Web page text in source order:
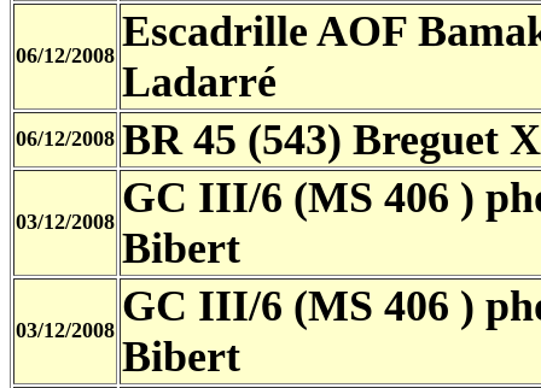
06/12/2008 Escadrille AOF
Ladarré
06/12/2008 BR 45 (543) Breguet
03/12/2008 GC III/6 (MS 406 )
Bibert
03/12/2008 GC III/6 (MS 406 )
Bibert